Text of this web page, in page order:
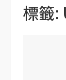
標籤: